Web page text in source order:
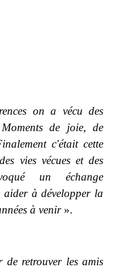
on a vécu des
Moments de joie, de
c'était cette
vies vécues et des
un échange
à développer la
à venir».
retrouver les amis